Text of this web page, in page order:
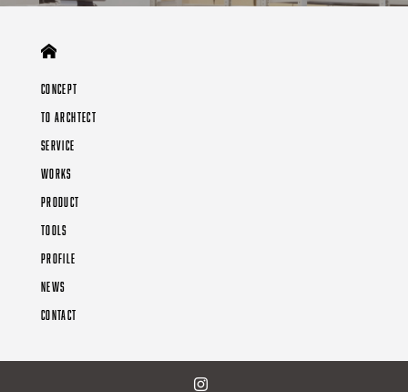
CONCEPT
TO ARCHTECT
SERVICE
WORKS
PRODUCT
TOOLS
PROFILE
NEWS
CONTACT